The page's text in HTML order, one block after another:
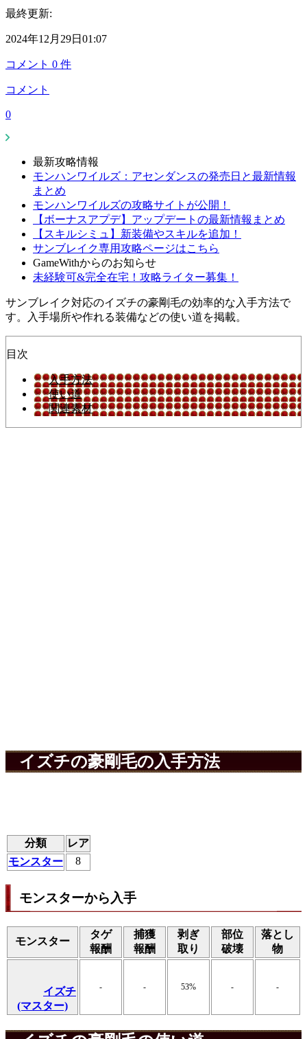
最終更新:
2024年12月29日01:07
コメント 0 件
コメント
0
最新攻略情報
モンハンワイルズ：アセンダンスの発売日と最新情報
まとめ
モンハンワイルズの攻略サイトが公開！
【ボーナスアプデ】アップデートの最新情報まとめ
【スキルシミュ】新装備やスキルを追加！
サンブレイク専用攻略ページはこちら
GameWithからのお知らせ
未経験可&完全在宅！攻略ライター募集！
サンブレイク対応のイズチの豪剛毛の効率的な入手方法で
す。入手場所や作れる装備などの使い道を掲載。
目次
入手方法
使い道
関連素材
イズチの豪剛毛の入手方法
分類
レア
モンスター
8
モンスターから入手
モンスター
タゲ
報酬
捕獲
報酬
剥ぎ
取り
部位
破壊
落とし
物
イズチ
(マスター)
- - 53% - -